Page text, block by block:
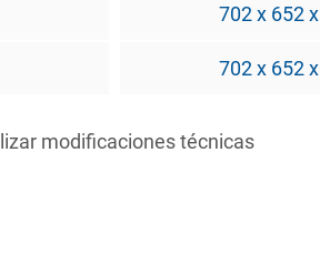
702 x 652
702 x 652
modificaciones técnicas